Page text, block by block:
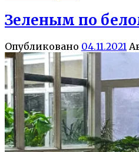
Зеленым по
Опубликовано 04.11.2021